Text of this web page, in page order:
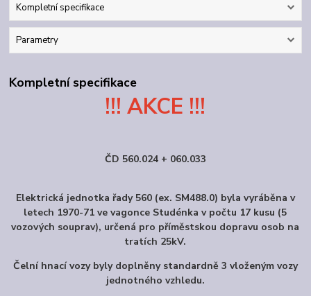
Kompletní specifikace
Parametry
Kompletní specifikace
!!! AKCE !!!
ČD 560.024 + 060.033
Elektrická jednotka řady 560 (ex. SM488.0) byla vyráběna v
letech 1970-71 ve vagonce Studénka v počtu 17 kusu (5
vozových souprav), určená pro příměstskou dopravu osob na
tratích 25kV.
Čelní hnací vozy byly doplněny standardně 3 vloženým vozy
jednotného vzhledu.